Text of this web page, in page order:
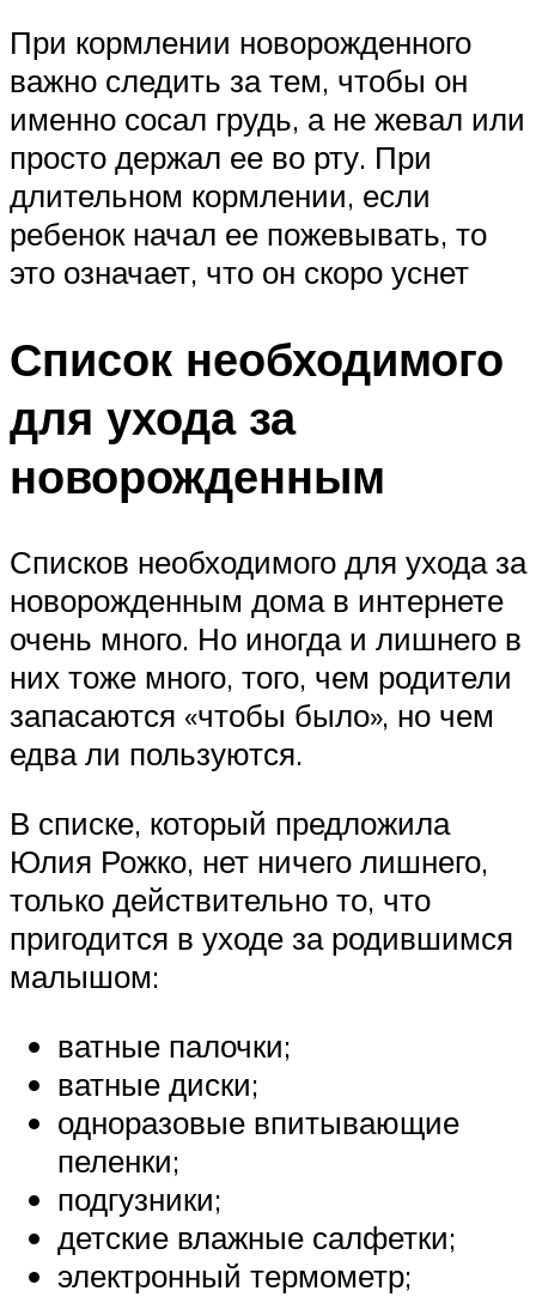
При кормлении новорожденного
важно следить за тем, чтобы он
именно сосал грудь, а не жевал или
просто держал ее во рту. При
длительном кормлении, если
ребенок начал ее пожевывать, то
это означает, что он скоро уснет
Список необходимого
для ухода за
новорожденным
Списков необходимого для ухода за
новорожденным дома в интернете
очень много. Но иногда и лишнего в
них тоже много, того, чем родители
запасаются «чтобы было», но чем
едва ли пользуются.
В списке, который предложила
Юлия Рожко, нет ничего лишнего,
только действительно то, что
пригодится в уходе за родившимся
малышом:
ватные палочки;
ватные диски;
одноразовые впитывающие
пеленки;
подгузники;
детские влажные салфетки;
электронный термометр;